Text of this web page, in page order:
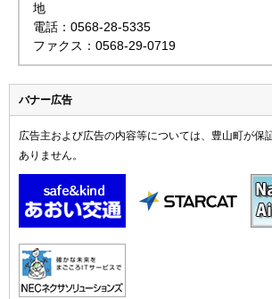
地
電話：0568-28-5335
ファクス：0568-29-0719
バナー広告
広告主および広告の内容等については、豊山町が保
ありません。